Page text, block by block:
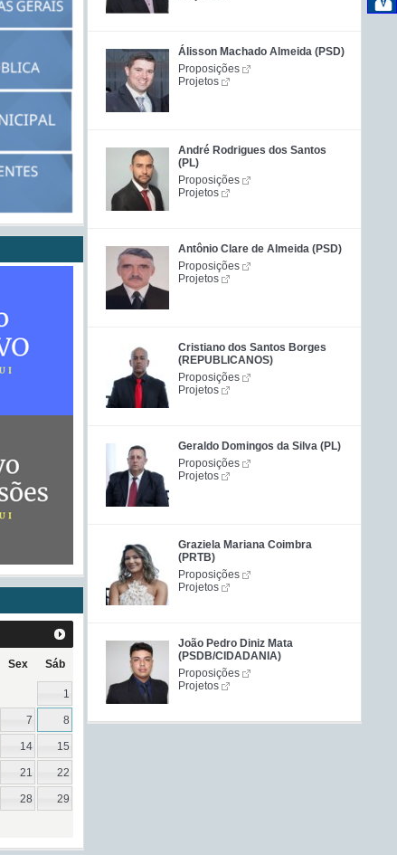
Álisson Machado Almeida (PSD)
Proposições
Projetos
André Rodrigues dos Santos
(PL)
Proposições
Projetos
Antônio Clare de Almeida (PSD)
Proposições
Projetos
Cristiano dos Santos Borges
(REPUBLICANOS)
Proposições
Projetos
Geraldo Domingos da Silva (PL)
Proposições
Projetos
Graziela Mariana Coimbra
(PRTB)
Proposições
Projetos
João Pedro Diniz Mata
(PSDB/CIDADANIA)
Proposições
Projetos
Sex Sáb
1
7 8
14 15
21 22
28 29